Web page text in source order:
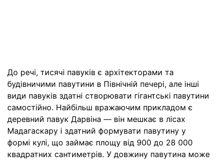
До речі, тисячі павуків є архітекторами та
будівничими павутини в Північній печері, але інші
види павуків здатні створювати гігантські павутини
самостійно. Найбільш вражаючим прикладом є
деревний павук Дарвіна — він мешкає в лісах
Мадагаскару і здатний формувати павутину у
формі кулі, що займає площу від 900 до 28 000
квадратних сантиметрів. У довжину павутина може